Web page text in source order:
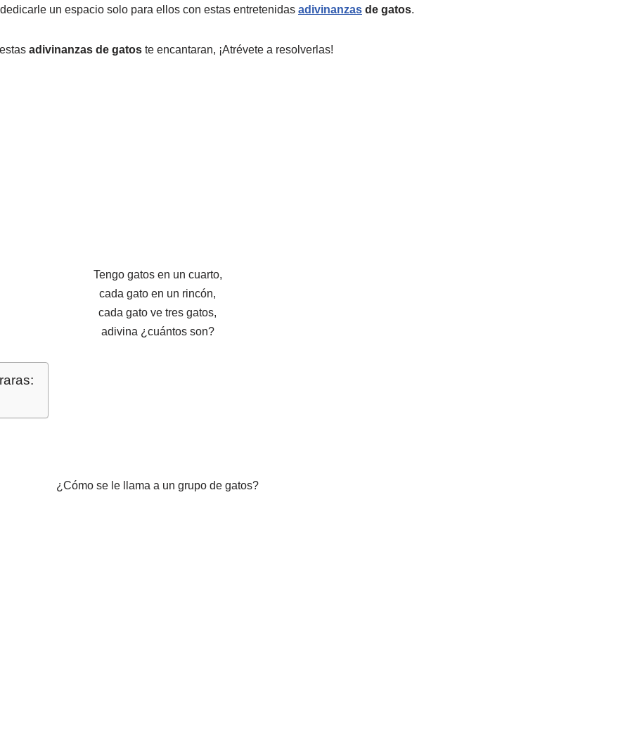
un espacio solo para ellos con estas entretenidas adivinanzas de gatos.
adivinanzas de gatos te encantaran, ¡Atrévete a resolverlas!
Tengo gatos en un cuarto,
cada gato en un rincón,
cada gato ve tres gatos,
adivina ¿cuántos son?
¿Cómo se le llama a un grupo de gatos?